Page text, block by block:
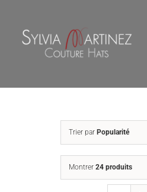
contenu
Trier par Popularité
Montrer 24 produits